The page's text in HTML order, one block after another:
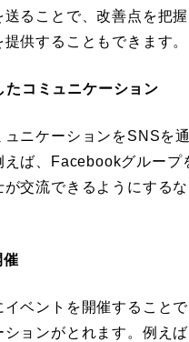
ることで、改善点を把握
供することもできます。
たコミュニケーション
ュニケーションをSNSを
えば、Facebookグループ
交流できるようにする
催
イベントを開催すること
ションがとれます。例え